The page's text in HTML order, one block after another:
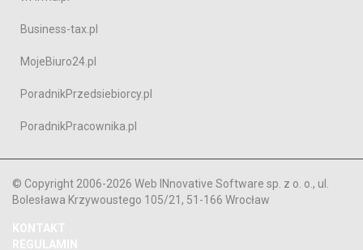
Business-tax.pl
MojeBiuro24.pl
PoradnikPrzedsiebiorcy.pl
PoradnikPracownika.pl
© Copyright 2006-2026 Web INnovative Software sp. z o. o., ul.
Bolesława Krzywoustego 105/21, 51-166 Wrocław
KONTAKT
REGULAMIN